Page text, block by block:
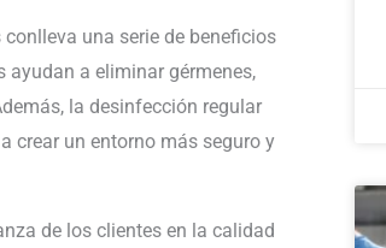
una serie de beneficios
a eliminar gérmenes,
la desinfección regular
crear un entorno más seguro y
de los clientes en la calidad